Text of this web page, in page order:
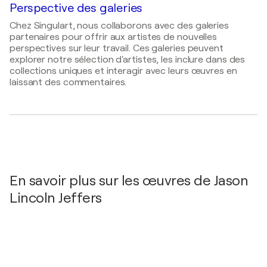
Sunlighten, Inc. / 7373 W 107th St - Overland Park,
KS, États-Unis
Hilliard Galery / 1820 McGee ST. - Kansas City,
États-Unis
2019
3 NINES GALLERY / Barcelona - Barcelona,
Espagne
Brewery - St. Louis, États-Unis
NEW YORK ART EXPO / Pier 94 - New York, États-
Perspective des galeries
Chez Singulart, nous collaborons avec des galeries
partenaires pour offrir aux artistes de nouvelles
perspectives sur leur travail. Ces galeries peuvent
explorer notre sélection d'artistes, les inclure dans des
collections uniques et interagir avec leurs œuvres en
laissant des commentaires.
En savoir plus sur les œuvres de Jason
Lincoln Jeffers